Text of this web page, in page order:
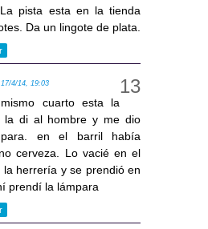
pista esta en la tienda
Da un lingote de plata.
17/4/14, 19:03
cuarto esta la
la di al hombre y me dio
en el barril había
cerveza. Lo vacié en el
la herrería y se prendió en
prendí la lámpara